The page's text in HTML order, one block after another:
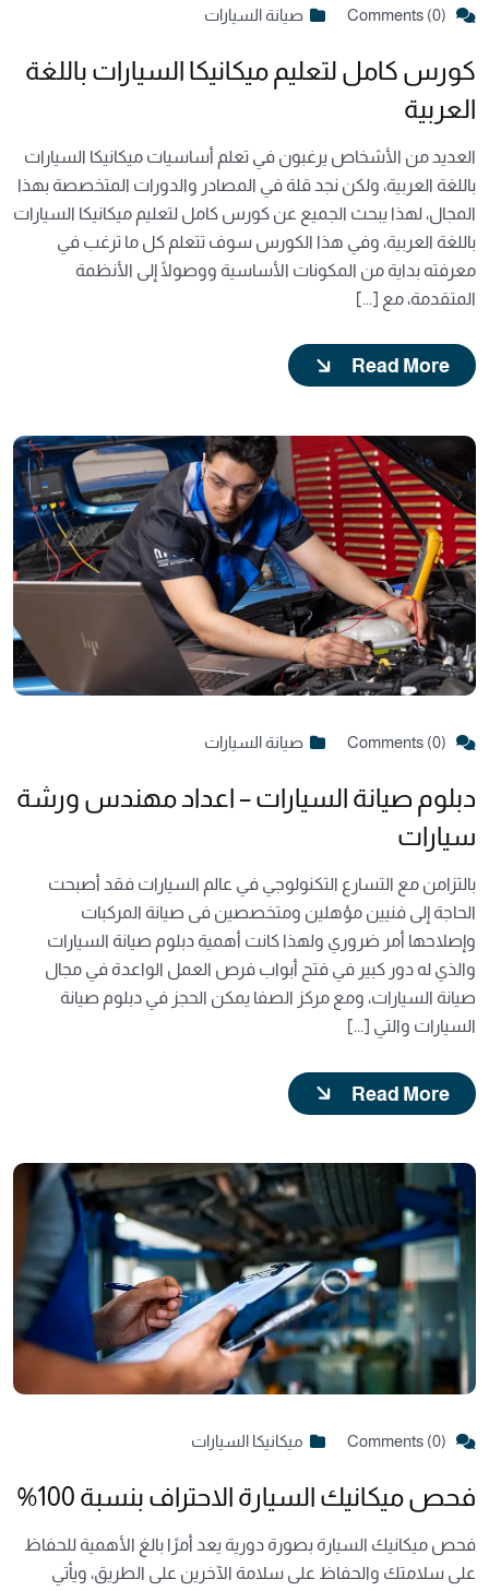
صيانة السيارات
كورس كامل لتعليم ميكانيكا السيارات باللغة
العربية
العديد من الأشخاص يرغبون في تعلم أساسيات ميكانيكا السيارات
باللغة العربية، ولكن نجد قلة في المصادر والدورات المتخصصة بهذا
المجال، لهذا يبحث الجميع عن كورس كامل لتعليم ميكانيكا السيارات
باللغة العربية، وفي هذا الكورس سوف تتعلم كل ما ترغب في
معرفته بداية من المكونات الأساسية ووصولًا إلى الأنظمة
المتقدمة، مع [...]
Read More
صيانة السيارات
دبلوم صيانة السيارات – اعداد مهندس ورشة
سيارات
بالتزامن مع التسارع التكنولوجي في عالم السيارات فقد أصبحت
الحاجة إلى فنيين مؤهلين ومتخصصين فى صيانة المركبات
وإصلاحها أمر ضروري ولهذا كانت أهمية دبلوم صيانة السيارات
والذي له دور كبير في فتح أبواب فرص العمل الواعدة في مجال
صيانة السيارات، ومع مركز الصفا يمكن الحجز في دبلوم صيانة
السيارات والتي [...]
Read More
ميكانيكا السيارات
فحص ميكانيك السيارة الاحتراف بنسبة 100%
فحص ميكانيك السيارة بصورة دورية يعد أمرًا بالغ الأهمية للحفاظ
على سلامتك والحفاظ على سلامة الآخرين على الطريق، ويأتي